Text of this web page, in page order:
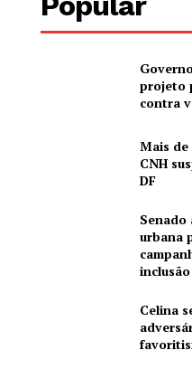
projeto
contra
Mais
CNH
DF
Senado
urbana
inclusão
Celina